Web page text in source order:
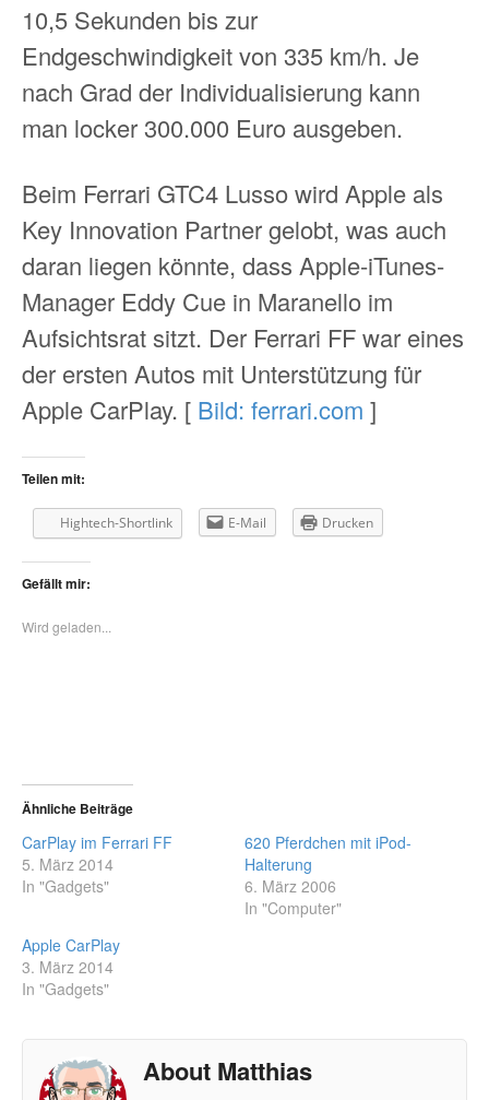
10,5 Sekunden bis zur
Endgeschwindigkeit von 335 km/h. Je
nach Grad der Individualisierung kann
man locker 300.000 Euro ausgeben.
Beim Ferrari GTC4 Lusso wird Apple als
Key Innovation Partner gelobt, was auch
daran liegen könnte, dass Apple-iTunes-
Manager Eddy Cue in Maranello im
Aufsichtsrat sitzt. Der Ferrari FF war eines
der ersten Autos mit Unterstützung für
Apple CarPlay. [ Bild: ferrari.com ]
Teilen mit:
Hightech-Shortlink E-Mail Drucken
Gefällt mir:
Wird geladen...
Ähnliche Beiträge
CarPlay im Ferrari FF
5. März 2014
In "Gadgets"
620 Pferdchen mit iPod-
Halterung
6. März 2006
In "Computer"
Apple CarPlay
3. März 2014
In "Gadgets"
About Matthias